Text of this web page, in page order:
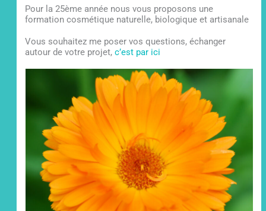
Pour la 25ème année nous vous proposons une
formation cosmétique naturelle, biologique et artisanale
Vous souhaitez me poser vos questions, échanger
autour de votre projet, c’est par ici